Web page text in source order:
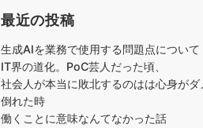
最近の投稿
生成AIを業務で使用する問題点について
IT界の道化。PoC芸人だった頃、
社会人が本当に敗北するのはは心身がダ
倒れた時
働くことに意味なんてなかった話